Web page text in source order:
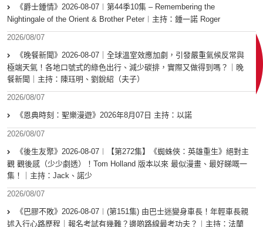
《爵士鍾情》2026-08-07︱第44季10集 – Remembering the
Nightingale of the Orient & Brother Peter︱主持：鍾一諾 Roger
2026/08/07
《晚餐新聞》2026-08-07｜全球溫室效應加劇，引發嚴重氣候反常與
極端天氣！各地口號式的綠色出行、減少碳排，實際又做得到嗎？｜晚
餐新聞｜主持：陳珏明、劉銳紹（夫子）
2026/08/07
《恩典時刻：聖樂漫遊》2026年8月07日 主持：以諾
2026/08/07
《後生友聚》2026-08-07︱【第272集】《蜘蛛俠：英雄重生》絕對主
觀 觀後感（少少劇透）！Tom Holland 版本以來 最似漫畫、最好睇嘅一
集！｜主持：Jack、諾少
2026/08/07
《巴膠不敗》2026-08-07︱(第151集) 由巴士迷變身車長！年輕車長親
述入行心路歷程｜報名考試有幾難？邊啲路線最考功夫？︱主持：法蘭